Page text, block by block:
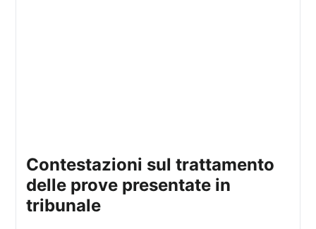
contestazioni sul trattamento
delle prove presentate in
tribunale